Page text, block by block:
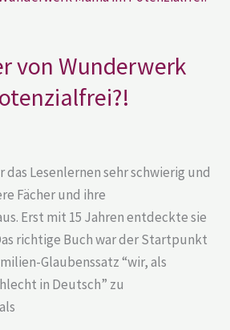
von Wunderwerk
das Lesenlernen sehr schwierig und
Fächer und ihre
Erst mit 15 Jahren entdeckte sie
richtige Buch war der Startpunkt
Glaubenssatz “wir, als
in Deutsch” zu